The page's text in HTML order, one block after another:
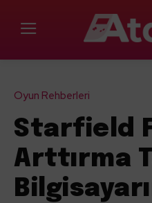
Oyun Rehberleri
Starfield
Arttırma